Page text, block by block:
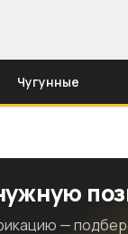
Чугунные
—